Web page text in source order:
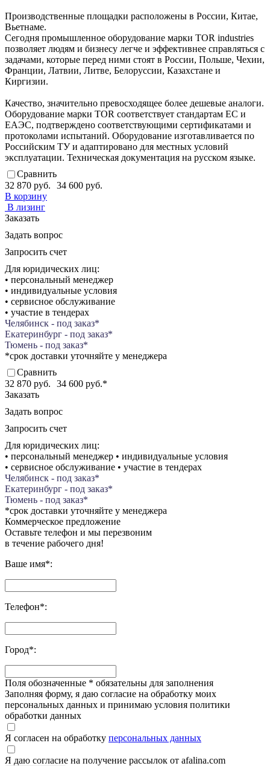
Производственные площадки расположены в России, Китае,
Вьетнаме.
Сегодня промышленное оборудование марки TOR industries
позволяет людям и бизнесу легче и эффективнее справляться с
задачами, которые перед ними стоят в России, Польше, Чехии,
Франции, Латвии, Литве, Белоруссии, Казахстане и
Киргизии.
Качество, значительно превосходящее более дешевые аналоги.
Оборудование марки TOR соответствует стандартам ЕС и
ЕАЭС, подтверждено соответствующими сертификатами и
протоколами испытаний. Оборудование изготавливается по
Российским ТУ и адаптировано для местных условий
эксплуатации. Техническая документация на русском языке.
Сравнить
32 870 руб.
34 600 руб.
В корзину
В лизинг
Заказать
Задать вопрос
Запросить счет
Для юридических лиц:
• персональный менеджер
• индивидуальные условия
• сервисное обслуживание
• участие в тендерах
Челябинск - под заказ*
Екатеринбург - под заказ*
Тюмень - под заказ*
*срок доставки уточняйте у менеджера
Сравнить
32 870 руб.
34 600 руб.*
Заказать
Задать вопрос
Запросить счет
Для юридических лиц:
• персональный менеджер • индивидуальные условия
• сервисное обслуживание • участие в тендерах
Челябинск - под заказ*
Екатеринбург - под заказ*
Тюмень - под заказ*
*срок доставки уточняйте у менеджера
Коммерческое предложение
Оставьте телефон и мы перезвоним
в течение рабочего дня!
Ваше имя*:
Телефон*:
Город*:
Поля обозначенные * обязательны для заполнения
Заполняя форму, я даю согласие на обработку моих
персональных данных и принимаю условия политики
обработки данных
Я согласен на обработку персональных данных
Я даю согласие на получение рассылок от afalina.com